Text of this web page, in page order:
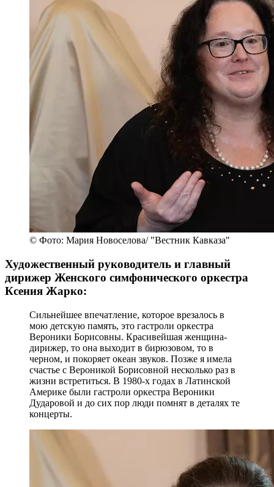
© Фото: Мария Новоселова/ "Вестник Кавказа"
Художественный руководитель и главный
дирижер Женского симфонического оркестра
Ксения Жарко:
Сильнейшее впечатление, которое врезалось в
мою детскую память, это гастроли оркестра
Вероники Борисовны. Красивейшая женщина-
дирижер, то она выходит в бирюзовом, то в
черном, и покоряет океан звуков. Позже я имела
счастье с Вероникой Борисовной несколько раз в
жизни встретиться. В 1980-х годах в Латинской
Америке были гастроли оркестра Вероники
Дударовой и до сих пор люди помнят в деталях те
концерты.